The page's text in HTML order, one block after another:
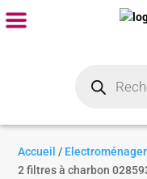
produits
Accueil / Electroménager
2 filtres à charbon